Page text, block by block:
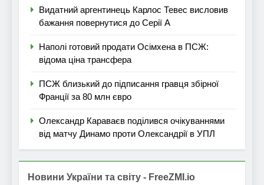
Видатний аргентинець Карлос Тевес висловив
бажання повернутися до Серії А
Наполі готовий продати Осімхена в ПСЖ:
відома ціна трансфера
ПСЖ близький до підписання гравця збірної
Франції за 80 млн євро
Олександр Караваєв поділився очікуваннями
від матчу Динамо проти Олександрії в УПЛ
Новини України та світу - FreeZMI.io